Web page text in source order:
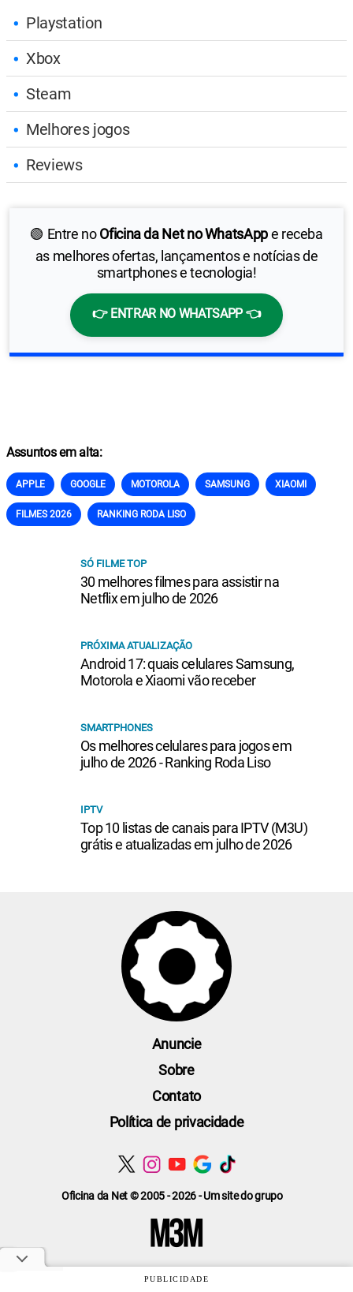
Playstation
Xbox
Steam
Melhores jogos
Reviews
🟢 Entre noOficina da Net no WhatsAppe receba
as melhores ofertas, lançamentos e notícias de
smartphones e tecnologia!
👉 ENTRAR NO WHATSAPP 👈
Assuntos em alta:
APPLE GOOGLE MOTOROLA SAMSUNG XIAOMI
FILMES 2026 RANKING RODA LISO
SÓ FILME TOP
30 melhores filmes para assistir na
Netflix em julho de 2026
PRÓXIMA ATUALIZAÇÃO
Android 17: quais celulares Samsung,
Motorola e Xiaomi vão receber
SMARTPHONES
Os melhores celulares para jogos em
julho de 2026 - Ranking Roda Liso
IPTV
Top 10 listas de canais para IPTV (M3U)
grátis e atualizadas em julho de 2026
Oficina da Net © 2005 - 2026 - Um site do grupo
Anuncie
Sobre
Contato
Política de privacidade
PUBLICIDADE